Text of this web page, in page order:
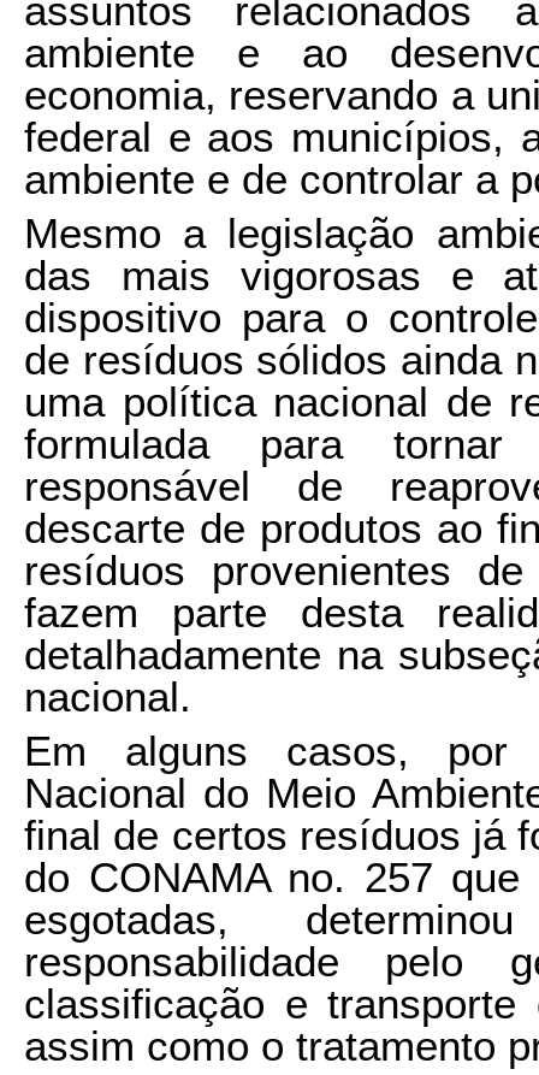
assuntos relacionados
ambiente e ao
economia, reservando a
federal e aos municípios,
ambiente e de controlar a
Mesmo a legislação
das mais vigorosas e
dispositivo para o
de resíduos sólidos ainda
uma política nacional de
formulada para
responsável de
descarte de produtos ao
resíduos provenientes
fazem parte desta
detalhadamente na
nacional.
Em alguns casos, por
Nacional do Meio
final de certos resíduos já
do CONAMA no. 257
esgotadas,
responsabilidade pelo
classificação e
assim como o tratamento